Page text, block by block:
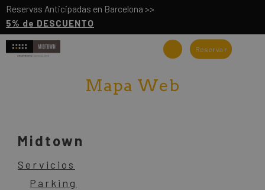
Reservas Anticipadas en Barcelona >>
5% de DESCUENTO
Reservar
Mapa Web
Midtown
Servicios
Parking